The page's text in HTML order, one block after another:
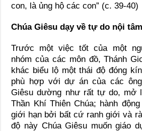
con, là ủng hộ các con” (c. 39-40)
Chúa Giêsu dạy về tự do nội tâm
Trước một việc tốt của một
nhóm của các môn đồ, Thánh
khác biểu lộ một thái độ đóng
phù hợp với dự án của các
Giêsu dường như rất tự do, mở
Thần Khí Thiên Chúa; hành
giới hạn bởi bất cứ ranh giới và
độ này Chúa Giêsu muốn giáo